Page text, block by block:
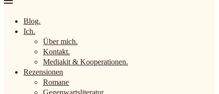
Blog.
Ich.
Über mich.
Kontakt.
Mediakit & Kooperationen.
Rezensionen
Romane
Gegenwartsliteratur